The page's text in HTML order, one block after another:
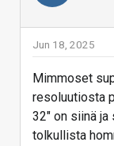
Jun 18, 2025
Mimmoset
resoluutiosta
32" on siinä
tolkullista